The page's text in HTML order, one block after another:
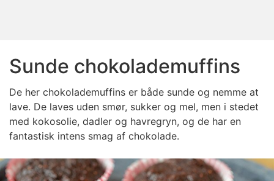
Sunde chokolademuffins
De her chokolademuffins er både sunde og nemme at
lave. De laves uden smør, sukker og mel, men i stedet
med kokosolie, dadler og havregryn, og de har en
fantastisk intens smag af chokolade.